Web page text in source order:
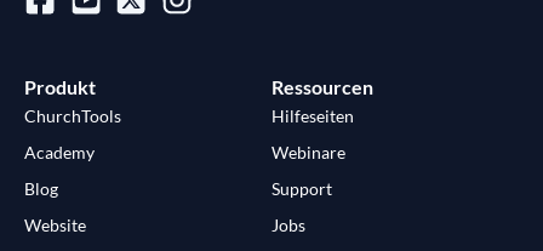
Produkt
ChurchTools
Academy
Blog
Website
Ressourcen
Hilfeseiten
Webinare
Support
Jobs